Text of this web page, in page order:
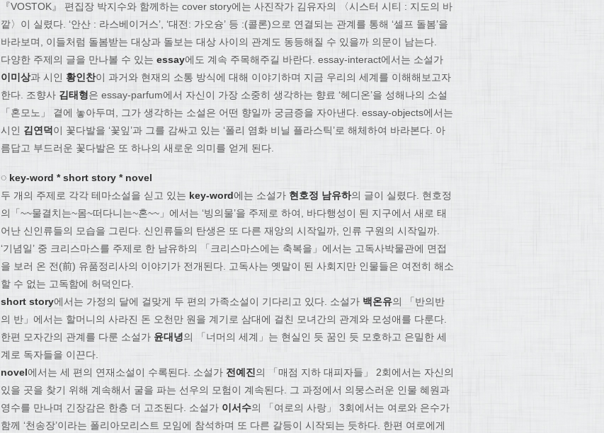
『VOSTOK』 편집장 박지수와 함께하는 cover story에는 사진작가 김유자의 〈시스터 시티 : 지도의 바
깥〉이 실렸다. ‘안산 : 라스베이거스’, ‘대전: 가오슝’ 등 :(콜론)으로 연결되는 관계를 통해 ‘셀프 돌봄’을
바라보며, 이들처럼 돌봄받는 대상과 돌보는 대상 사이의 관계도 동등해질 수 있을까 의문이 남는다.
다양한 주제의 글을 만나볼 수 있는 essay에도 계속 주목해주길 바란다. essay-interact에서는 소설가
이미상과 시인 황인찬이 과거와 현재의 소통 방식에 대해 이야기하며 지금 우리의 세계를 이해해보고자
한다. 조향사 김태형은 essay-parfum에서 자신이 가장 소중히 생각하는 향료 ‘헤디온’을 성해나의 소설
「혼모노」 곁에 놓아두며, 그가 생각하는 소설은 어떤 향일까 궁금증을 자아낸다. essay-objects에서는
시인 김연덕 이 꽃다발을 ‘꽃잎’과 그를 감싸고 있는 ‘폴리 염화 비닐 플라스틱’로 해체하여 바라본다. 아
름답고 부드러운 꽃다발은 또 하나의 새로운 의미를 얻게 된다.
◌ key-word * short story * novel
두 개의 주제로 각각 테마소설을 싣고 있는 key-word에는 소설가 현호정 남유하의 글이 실렸다. 현호정
의「~~물결치는~몸~떠다니는~혼~~」에서는 ‘빙의물’을 주제로 하여, 바다행성이 된 지구에서 새로 태
어난 신인류들의 모습을 그린다. 신인류들의 탄생은 또 다른 재앙의 시작일까, 인류 구원의 시작일까.
‘기념일’ 중 크리스마스를 주제로 한 남유하의 「크리스마스에는 축복을」에서는 고독사박물관에 면접
을 보러 온 전(前) 유품정리사의 이야기가 전개된다. 고독사는 옛말이 된 사회지만 인물들은 여전히 해소
할 수 없는 고독함에 허덕인다.
short story에서는 가정의 달에 걸맞게 두 편의 가족소설이 기다리고 있다. 소설가 백온유의 「반의반
의 반」에서는 할머니의 사라진 돈 오천만 원을 계기로 삼대에 걸친 모녀간의 관계와 모성애를 다룬다.
한편 모자간의 관계를 다룬 소설가 윤대녕의 「너머의 세계」는 현실인 듯 꿈인 듯 모호하고 은밀한 세
계로 독자들을 이끈다.
novel에서는 세 편의 연재소설이 수록된다. 소설가 전예진 의 「매점 지하 대피자들」 2회에서는 자신의
있을 곳을 찾기 위해 계속해서 굴을 파는 선우의 모험이 계속된다. 그 과정에서 의뭉스러운 인물 혜원과
영수를 만나며 긴장감은 한층 더 고조된다. 소설가 이서수의 「여로의 사랑」 3회에서는 여로와 은수가
함께 ‘천송장’이라는 폴리아모리스트 모임에 참석하며 또 다른 갈등이 시작되는 듯하다. 한편 여로에게